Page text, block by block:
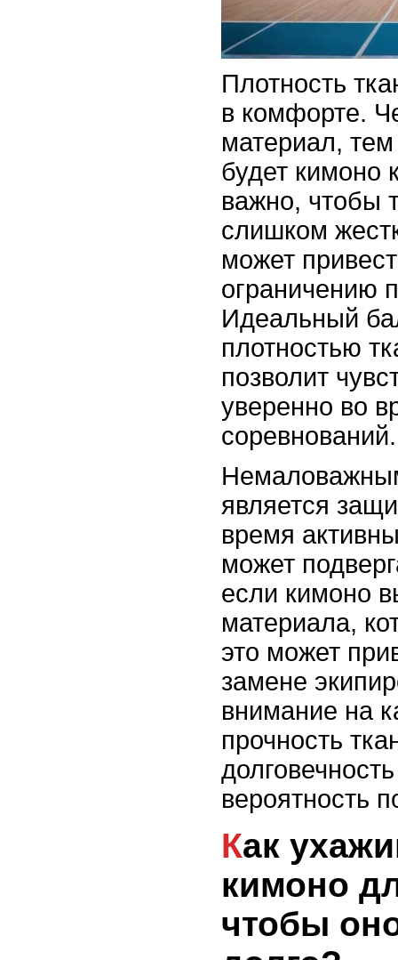
Плотность
в комфорте.
материал,
будет кимоно
важно, чтобы
слишком
может
ограничению
Идеальный
плотностью
позволит
уверенно во
соревнований.
является
время
может
если кимоно
материала,
это может
замене
внимание на
прочность
вероятность
Как ухаживать за
кимоно
чтобы